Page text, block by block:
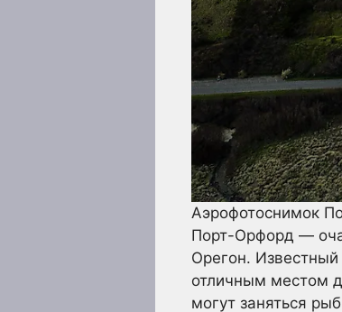
Аэрофотоснимок
Порт-Орфорд —
Орегон.
отличным местом
могут заняться